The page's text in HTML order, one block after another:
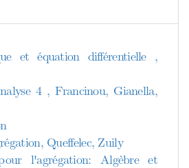
et équation différentielle ,
4 , Francinou, Gianella,
Queffelec, Zuily
l'agrégation: Algèbre et